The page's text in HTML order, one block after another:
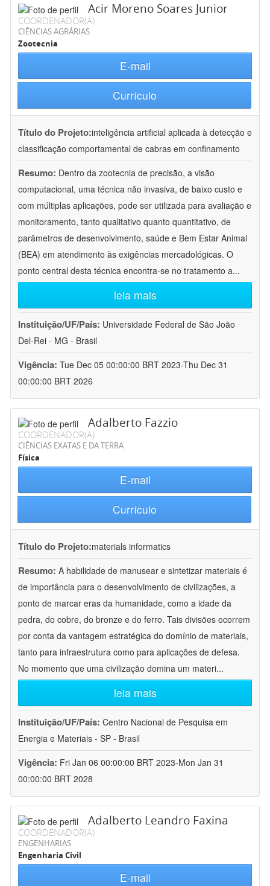
Acir Moreno Soares Junior
COORDENADOR(A)
CIÊNCIAS AGRÁRIAS
Zootecnia
E-mail
Currículo
Título do Projeto:inteligência artificial aplicada à detecção e
classificação comportamental de cabras em confinamento
Resumo: Dentro da zootecnia de precisão, a visão
computacional, uma técnica não invasiva, de baixo custo e
com múltiplas aplicações, pode ser utilizada para avaliação e
monitoramento, tanto qualitativo quanto quantitativo, de
parâmetros de desenvolvimento, saúde e Bem Estar Animal
(BEA) em atendimento às exigências mercadológicas. O
ponto central desta técnica encontra-se no tratamento a...
leia mais
Instituição/UF/País: Universidade Federal de São João
Del-Rei - MG - Brasil
Vigência: Tue Dec 05 00:00:00 BRT 2023-Thu Dec 31
00:00:00 BRT 2026
Adalberto Fazzio
COORDENADOR(A)
CIÊNCIAS EXATAS E DA TERRA
Física
E-mail
Currículo
Título do Projeto:materials informatics
Resumo: A habilidade de manusear e sintetizar materiais é
de importância para o desenvolvimento de civilizações, a
ponto de marcar eras da humanidade, como a idade da
pedra, do cobre, do bronze e do ferro. Tais divisões ocorrem
por conta da vantagem estratégica do domínio de materiais,
tanto para infraestrutura como para aplicações de defesa.
No momento que uma civilização domina um materi...
leia mais
Instituição/UF/País: Centro Nacional de Pesquisa em
Energia e Materiais - SP - Brasil
Vigência: Fri Jan 06 00:00:00 BRT 2023-Mon Jan 31
00:00:00 BRT 2028
Adalberto Leandro Faxina
COORDENADOR(A)
ENGENHARIAS
Engenharia Civil
E-mail